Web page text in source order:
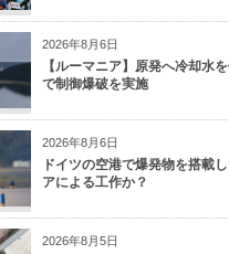
2026年8月6日
【ルーマニア】原発へ冷却水
で制御爆破を実施
2026年8月6日
ドイツの空港で爆発物を搭載
アによる工作か？
2026年8月5日